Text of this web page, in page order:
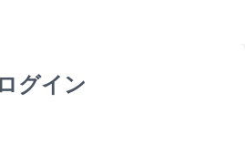
ログイン